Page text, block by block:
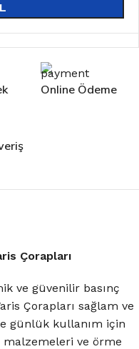
Online Ödeme
Çorapları
ve güvenilir basınç
Çorapları sağlam ve
günlük kullanım için
ve örme